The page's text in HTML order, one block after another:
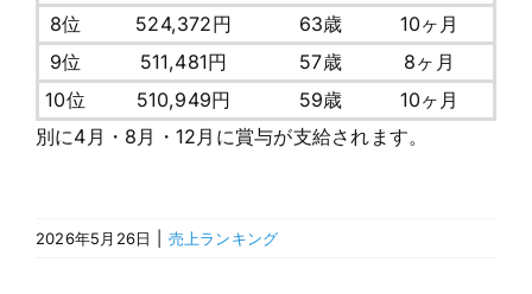
8位
524,372円 63歳
10ヶ月
9位
511,481円 57歳
8ヶ月
10位
510,949円 59歳
10ヶ月
別に4月・8月・12月に賞与が支給されます。
2026年5月26日 売上ランキング